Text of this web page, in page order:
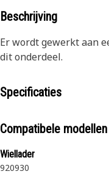
Beschrijving
Er wordt gewerkt aan
dit onderdeel.
Specificaties
Compatibele modellen
Wiellader
920930